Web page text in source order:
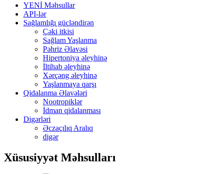
YENİ Məhsullar
API-lər
Sağlamlığı gücləndirən
Çəki itkisi
Sağlam Yaşlanma
Pəhriz Əlavəsi
Hipertoniya əleyhinə
İltihab əleyhinə
Xərçəng əleyhinə
Yaşlanmaya qarşı
Qidalanma Əlavələri
Nootropiklər
İdman qidalanması
Digərləri
Əczaçılıq Aralıq
digər
Xüsusiyyət Məhsulları